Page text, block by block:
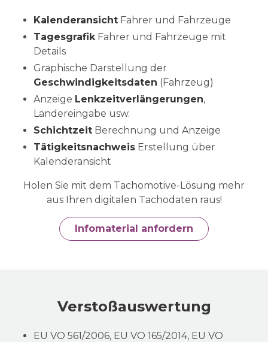
Kalenderansicht Fahrer und Fahrzeuge
TagesgrafikFahrer und Fahrzeuge mit
Details
Graphische Darstellung der
Geschwindigkeitsdaten (Fahrzeug)
Anzeige Lenkzeitverlängerungen,
Ländereingabe usw.
Schichtzeit Berechnung und Anzeige
Tätigkeitsnachweis Erstellung über
Kalenderansicht
Holen Sie mit dem Tachomotive-Lösung mehr
aus Ihren digitalen Tachodaten raus!
Infomaterial anfordern
Verstoßauswertung
EU VO 561/2006, EU VO 165/2014, EU VO